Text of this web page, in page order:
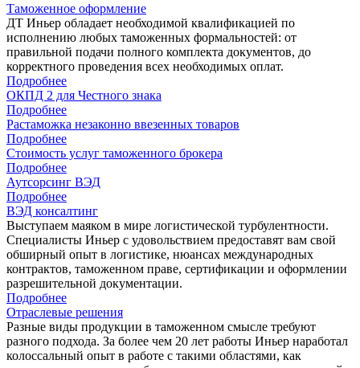
Таможенное оформление
ДТ Иньер обладает необходимой квалификацией по
исполнению любых таможенных формальностей: от
правильной подачи полного комплекта документов, до
корректного проведения всех необходимых оплат.
Подробнее
ОКПД 2 для Честного знака
Подробнее
Растаможка незаконно ввезенных товаров
Подробнее
Стоимость услуг таможенного брокера
Подробнее
Аутсорсинг ВЭД
Подробнее
ВЭД консалтинг
Выступаем маяком в мире логистической турбулентности.
Специалисты Иньер с удовольствием предоставят вам свой
обширный опыт в логистике, нюансах международных
контрактов, таможенном праве, сертификации и оформлении
разрешительной документации.
Подробнее
Отраслевые решения
Разные виды продукции в таможенном смысле требуют
разного подхода. За более чем 20 лет работы Иньер наработал
колоссальный опыт в работе с такими областями, как